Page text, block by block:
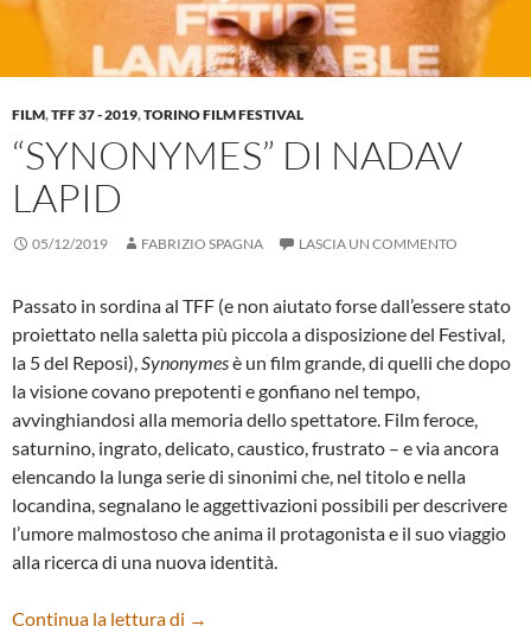
FILM,TFF 37 - 2019,TORINO FILM FESTIVAL
“SYNONYMES” DI NADAV
LAPID
05/12/2019 FABRIZIO SPAGNA LASCIA UN COMMENTO
Passato in sordina al TFF (e non aiutato forse dall’essere stato
proiettato nella saletta più piccola a disposizione del Festival,
la 5 del Reposi),Synonymesè un film grande, di quelli che dopo
la visione covano prepotenti e gonfiano nel tempo,
avvinghiandosi alla memoria dello spettatore. Film feroce,
saturnino, ingrato, delicato, caustico, frustrato – e via ancora
elencando la lunga serie di sinonimi che, nel titolo e nella
locandina, segnalano le aggettivazioni possibili per descrivere
l’umore malmostoso che anima il protagonista e il suo viaggio
alla ricerca di una nuova identità.
Continua la lettura di “SYNONYMES” DI NADAV LAPID
→